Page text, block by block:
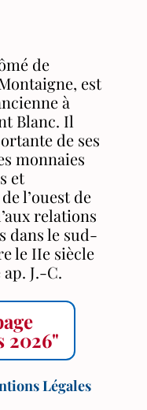
Légales
2026"
de
est
à
Blanc. Il
de ses
monnaies
et
l’ouest de
relations
dans le sud-
le IIe siècle
J.-C.